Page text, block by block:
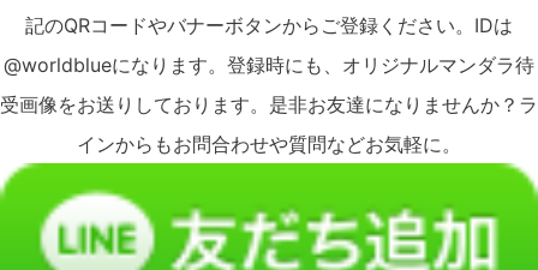
記のQRコードやバナーボタンからご登録ください。IDは
@worldblueになります。登録時にも、オリジナルマンダラ待
受画像をお送りしております。是非お友達になりませんか？ラ
インからもお問合わせや質問などお気軽に。